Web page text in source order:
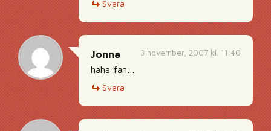
Svara
3 november, 2007 kl. 11:40
Jonna
haha fan…
Svara